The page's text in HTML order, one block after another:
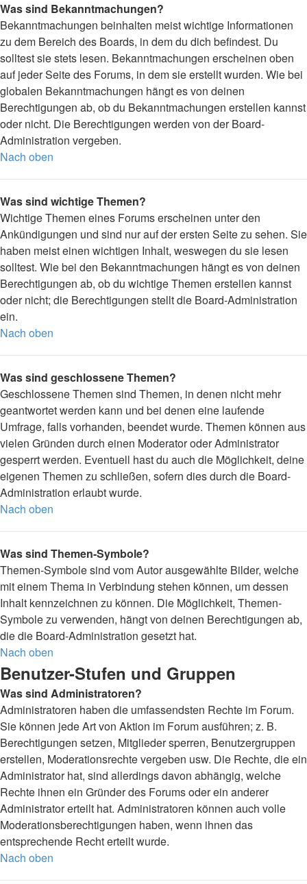
Was sind Bekanntmachungen?
Bekanntmachungen beinhalten meist wichtige Informationen
zu dem Bereich des Boards, in dem du dich befindest. Du
solltest sie stets lesen. Bekanntmachungen erscheinen oben
auf jeder Seite des Forums, in dem sie erstellt wurden. Wie bei
globalen Bekanntmachungen hängt es von deinen
Berechtigungen ab, ob du Bekanntmachungen erstellen kannst
oder nicht. Die Berechtigungen werden von der Board-
Administration vergeben.
Nach oben
Was sind wichtige Themen?
Wichtige Themen eines Forums erscheinen unter den
Ankündigungen und sind nur auf der ersten Seite zu sehen. Sie
haben meist einen wichtigen Inhalt, weswegen du sie lesen
solltest. Wie bei den Bekanntmachungen hängt es von deinen
Berechtigungen ab, ob du wichtige Themen erstellen kannst
oder nicht; die Berechtigungen stellt die Board-Administration
ein.
Nach oben
Was sind geschlossene Themen?
Geschlossene Themen sind Themen, in denen nicht mehr
geantwortet werden kann und bei denen eine laufende
Umfrage, falls vorhanden, beendet wurde. Themen können aus
vielen Gründen durch einen Moderator oder Administrator
gesperrt werden. Eventuell hast du auch die Möglichkeit, deine
eigenen Themen zu schließen, sofern dies durch die Board-
Administration erlaubt wurde.
Nach oben
Was sind Themen-Symbole?
Themen-Symbole sind vom Autor ausgewählte Bilder, welche
mit einem Thema in Verbindung stehen können, um dessen
Inhalt kennzeichnen zu können. Die Möglichkeit, Themen-
Symbole zu verwenden, hängt von deinen Berechtigungen ab,
die die Board-Administration gesetzt hat.
Nach oben
Benutzer-Stufen und Gruppen
Was sind Administratoren?
Administratoren haben die umfassendsten Rechte im Forum.
Sie können jede Art von Aktion im Forum ausführen; z. B.
Berechtigungen setzen, Mitglieder sperren, Benutzergruppen
erstellen, Moderationsrechte vergeben usw. Die Rechte, die ein
Administrator hat, sind allerdings davon abhängig, welche
Rechte ihnen ein Gründer des Forums oder ein anderer
Administrator erteilt hat. Administratoren können auch volle
Moderationsberechtigungen haben, wenn ihnen das
entsprechende Recht erteilt wurde.
Nach oben